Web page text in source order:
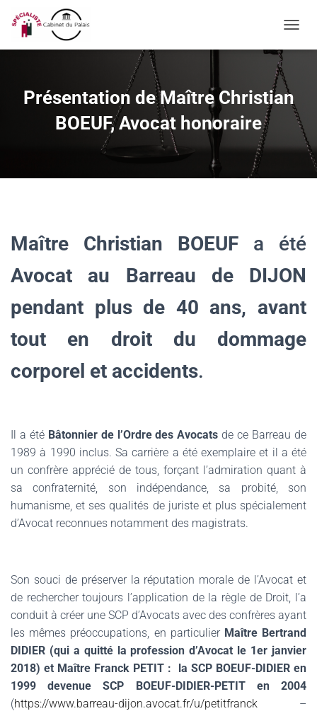
Présentation de Maître Christian
BOEUF, Avocat honoraire
Maître Christian BOEUF a été
Avocat au Barreau de DIJON
pendant plus de 40 ans, avant
tout en droit du dommage
corporel et accidents.
Il a été Bâtonnier de l’Ordre des Avocats de ce Barreau de
1989 à 1990 inclus. Sa carrière a été exemplaire et il a été
un confrère apprécié de tous, forçant l’admiration quant à
sa confraternité, son indépendance, sa probité, son
humanisme, et ses qualités de juriste et plus spécialement
d’Avocat reconnues notamment des magistrats.
Son souci de préserver la réputation morale de l’Avocat et
de rechercher toujours l’application de la règle de Droit, l’a
conduit à créer une SCP d’Avocats avec des confrères ayant
les mêmes préoccupations, en particulier Maître Bertrand
DIDIER (qui a quitté la profession d’Avocat le 1er janvier
2018) et Maître Franck PETIT : la SCP BOEUF-DIDIER en
1999 devenue SCP BOEUF-DIDIER-PETIT en 2004
(https://www.barreau-dijon.avocat.fr/u/petitfranck –